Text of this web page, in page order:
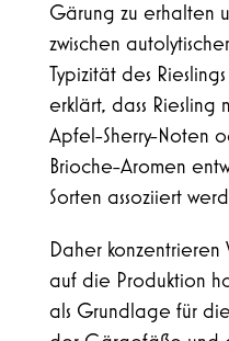
Gärung zu erhalten
zwischen
Typizität des
erklärt, dass
Apfel-Sherry-Noten
Brioche-Aromen
Sorten assoziiert
Daher konzentrieren
auf die Produktion
als Grundlage für